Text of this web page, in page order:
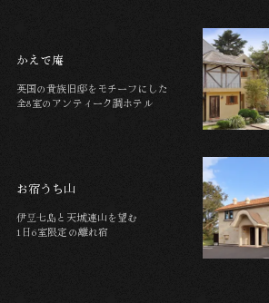
かえで庵
英国の貴族旧邸をモチーフにした
全8室のアンティーク調ホテル
お宿うち山
伊豆七島と天城連山を望む
1日6室限定の離れ宿